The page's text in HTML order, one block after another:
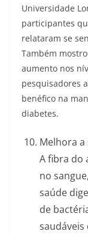
Universidade
participantes
relataram se
Também
aumento nos
pesquisadores
benéfico na
diabetes.
Melhora a
A fibra do
no
saúde
de